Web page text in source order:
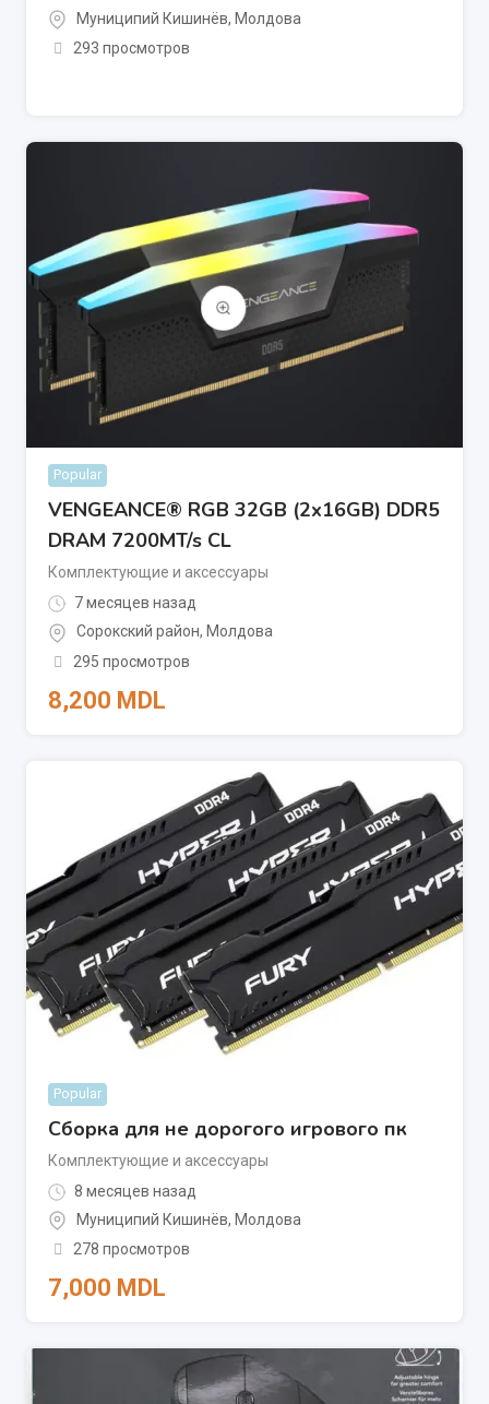
Муниципий Кишинёв, Молдова
293 просмотров
Popular
VENGEANCE® RGB 32GB (2x16GB) DDR5
DRAM 7200MT/s CL
Комплектующие и аксессуары
7 месяцев назад
Сорокский район, Молдова
295 просмотров
8,200 MDL
Popular
Сборка для не дорогого игрового пк
Комплектующие и аксессуары
8 месяцев назад
Муниципий Кишинёв, Молдова
278 просмотров
7,000 MDL